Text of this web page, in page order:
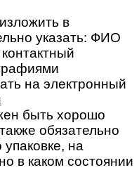
в
указать: ФИО
на электронный
быть хорошо
обязательно
на
в каком состоянии